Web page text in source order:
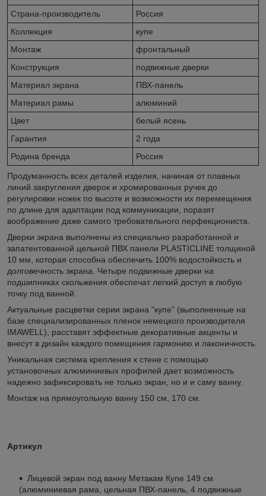
Страна-производитель
Россия
Коллекция
купе
Монтаж
фронтальный
Конструкция
подвижные дверки
Материал экрана
ПВХ-панель
Материал рамы
алюминий
Цвет
белый ясень
Гарантия
2 года
Родина бренда
Россия
Продуманность всех деталей изделия, начиная от плавных
линий закругления дверок и хромированных ручек до
регулировки ножек по высоте и возможности их перемещения
по длине для адаптации под коммуникации, поразят
воображение даже самого требовательного перфекциониста.
Дверки экрана выполнены из специально разработанной и
запатентованной цельной ПВХ панели PLASTICLINE толщиной
10 мм, которая способна обеспечить 100% водостойкость и
долговечность экрана. Четыре подвижные дверки на
подшипниках скольжения обеспечат легкий доступ в любую
точку под ванной.
Актуальные расцветки серии экрана "купе" (выполненные на
базе специализированных пленок немецкого производителя
IMAWELL), расставят эффектные декоративные акценты и
внесут в дизайн каждого помещения гармонию и лаконичность.
Уникальная система крепления к стене с помощью
установочных алюминиевых профилей дает возможность
надежно зафиксировать не только экран, но и и саму ванну.
Монтаж на прямоугольную ванну 150 см, 170 см.
Артикул
Лицевой экран под ванну Метакам Купе 149 см
(алюминиевая рама, цельная ПВХ-панель, 4 подвижные